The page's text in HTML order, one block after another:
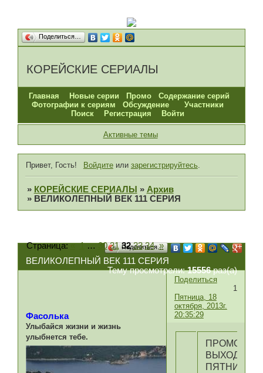
Поделиться…
КОРЕЙСКИЕ СЕРИАЛЫ
Главная Новые серии Промо
Содержание серий
Фотографии к сериям
Обсуждение
Участники
Поиск
Регистрация Войти
Активные темы
Привет, Гость! Войдитеили зарегистрируйтесь.
» КОРЕЙСКИЕ СЕРИАЛЫ » Архив
» ВЕЛИКОЛЕПНЫЙ ВЕК 111 СЕРИЯ
Поделиться…
ВЕЛИКОЛЕПНЫЙ ВЕК 111 СЕРИЯ
Тему просмотрели:15556раз(а)
Страница:« 1 … 30 31 32 33 34 »
Поделиться
1
Пятница, 18
октября, 2013г.
20:35:29
Фасолька
Улыбайся жизни и жизнь
улыбнется тебе.
ПРОМО
ВЫХОДИТ В
ПЯТНИЦУ И